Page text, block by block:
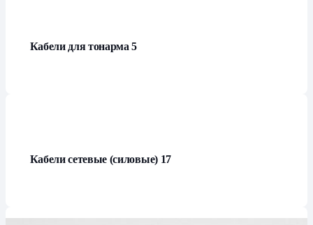
Кабели для тонарма5
Кабели сетевые (силовые) 17